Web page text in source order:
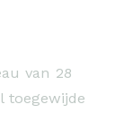
van 28
toegewijde